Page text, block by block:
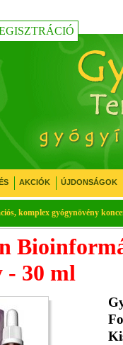
AKCIÓK ÚJDONSÁGOK
komplex gyógynövény
- 30 ml